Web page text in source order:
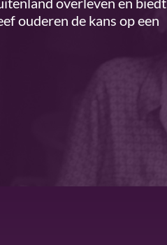
ouderen de kans op een